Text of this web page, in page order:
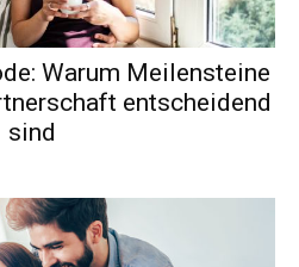
Warum Meilensteine
entscheidend
sind